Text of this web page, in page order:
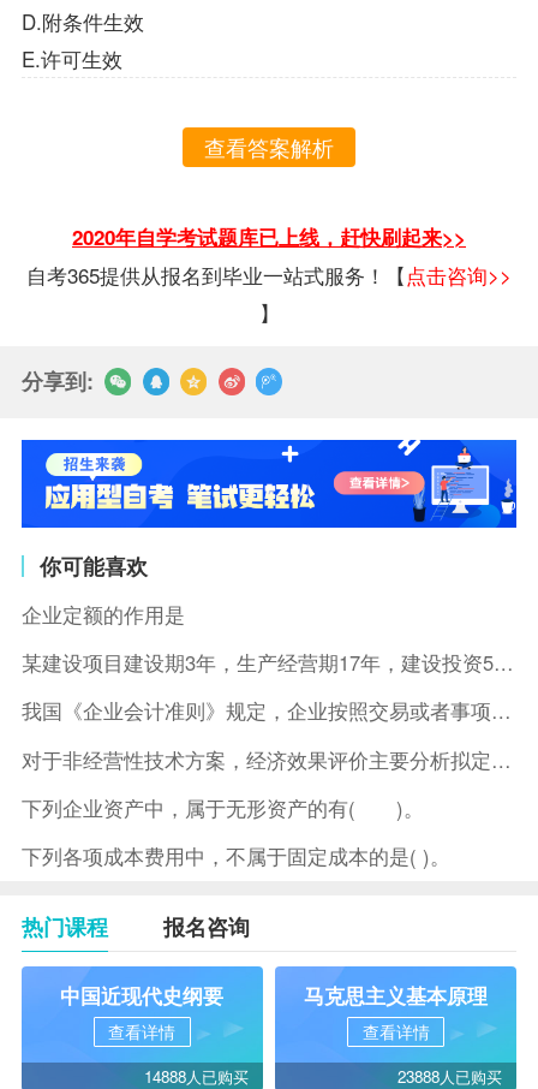
D.附条件生效
E.许可生效
查看答案解析
2020年自学考试题库已上线，赶快刷起来>>
自考365提供从报名到毕业一站式服务！【点击咨询>>
】
分享到:
你可能喜欢
企业定额的作用是
某建设项目建设期3年，生产经营期17年，建设投资5500万元
我国《企业会计准则》规定，企业按照交易或者事项的经济特征确定
对于非经营性技术方案，经济效果评价主要分析拟定方案的( )。
下列企业资产中，属于无形资产的有( )。
下列各项成本费用中，不属于固定成本的是( )。
热门课程 报名咨询
中国近现代史纲要
查看详情
14888人已购买
马克思主义基本原理
查看详情
23888人已购买